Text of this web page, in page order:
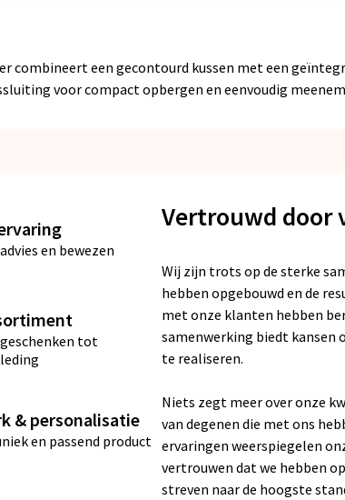
combineert een gecontourd kussen met een
voor compact opbergen en eenvoudig
en bewezen
tot
& personalisatie
en passend product
Vertrouwd door
Wij zijn trots op de sterke
hebben opgebouwd en de
met onze klanten hebben
samenwerking biedt kansen
te realiseren.
Niets zegt meer over onze
van degenen die met ons
ervaringen weerspiegelen
vertrouwen dat we hebben
streven naar de hoogste